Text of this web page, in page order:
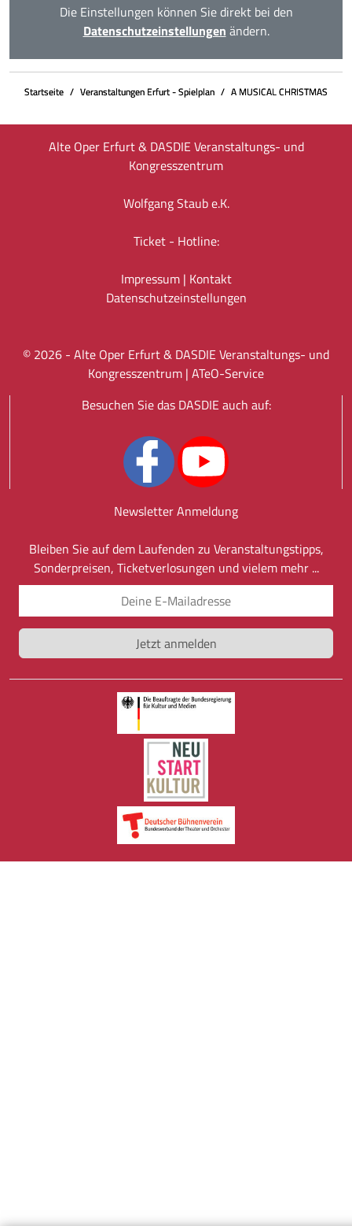
Die Einstellungen können Sie direkt bei den
Datenschutzeinstellungen ändern.
Startseite Veranstaltungen Erfurt - Spielplan A MUSICAL CHRISTMAS
Alte Oper Erfurt & DASDIE Veranstaltungs- und
Kongresszentrum
Wolfgang Staub e.K.
Ticket - Hotline:
Impressum| Kontakt
Datenschutz­einstellungen
© 2026 - Alte Oper Erfurt & DASDIE Veranstaltungs- und
Kongresszentrum | ATeO-Service
Besuchen Sie das DASDIE auch auf:
Newsletter Anmeldung
Bleiben Sie auf dem Laufenden zu Veranstaltungstipps,
Sonderpreisen, Ticketverlosungen und vielem mehr ...